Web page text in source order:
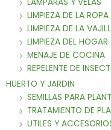
LIMPIEZA DE LA ROPA
LIMPIEZA DE LA
LIMPIEZA DEL HOGAR
MENAJE DE COCINA
REPELENTE DE
HUERTO Y JARDIN
SEMILLAS PARA
TRATAMIENTO DE
UTILES Y